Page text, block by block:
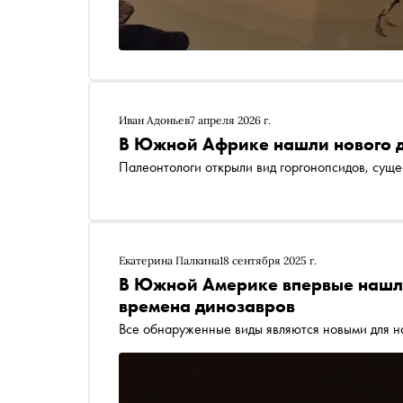
Иван Адоньев7 апреля 2026 г.
В Южной Африке нашли нового
Палеонтологи открыли вид горгонопсидов,
Екатерина Палкина18 сентября 2025 г.
В Южной Америке впервые
времена динозавров
Все обнаруженные виды являются новыми для